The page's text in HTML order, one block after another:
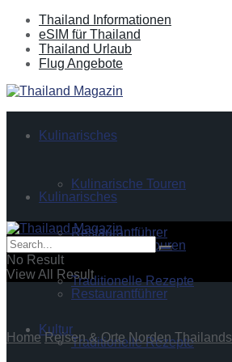
Thailand Informationen
eSIM für Thailand
Thailand Urlaub
Flug Angebote
Kulinarisches
Kulinarische Touren
Restaurantführer
Traditionelle Rezepte
Kultur
Kulinarisches
Kulinarische Touren
Restaurantführer
Traditionelle Rezepte
No Result
View All Result
Home Reisen & Orte Norden Thailands